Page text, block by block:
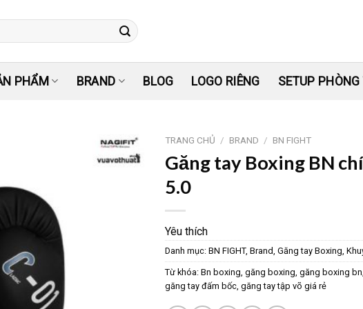
PHẨM BRAND BLOG LOGO RIÊNG SETUP
TRANG CHỦ / BRAND / BN FIGHT
Găng tay Boxing BN
5.0
Yêu thích
Danh mục: BN FIGHT, Brand Găng tay Boxing
Từ khóa: Bn boxing găng boxing găng boxing bn
găng tay đấm bốc găng tay tập võ giá rẻ